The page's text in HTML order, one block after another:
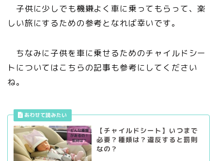
子供に少しでも機嫌よく車に乗ってもらって、楽
しい旅にするための参考となれば幸いです。
ちなみに子供を車に乗せるためのチャイルドシー
トについてはこちらの記事も参考にしてください
ね。
【チャイルドシート】いつまで
必要？種類は？違反すると罰則
なの？